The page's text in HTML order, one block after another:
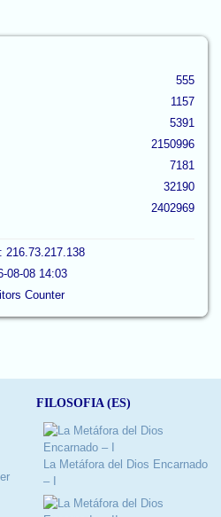
555
1157
5391
2150996
7181
32190
2402969
216.73.217.138
08-08 14:03
Counter
FILOSOFIA (ES)
La Metáfora del Dios Encarnado
– I